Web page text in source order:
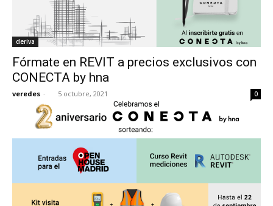
deriva
Fórmate en REVIT a precios exclusivos con
CONECTA by hna
veredes - 5 octubre, 2021 0